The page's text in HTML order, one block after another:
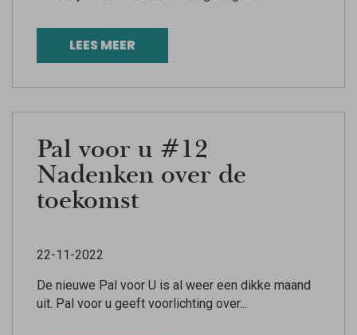
LEES MEER
Pal voor u #12
Nadenken over de
toekomst
22-11-2022
De nieuwe Pal voor U is al weer een dikke maand
uit. Pal voor u geeft voorlichting over...